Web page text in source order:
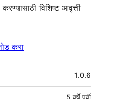
विशिष्ट आवृत्ती
करा
1.0.6
5 वर्षेपूर्वी